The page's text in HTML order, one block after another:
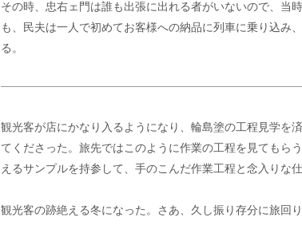
その時、忠右ェ門は誰も出張に出れる者がいないので、当
も、民夫は一人で初めてお客様への納品に列車に乗り込み
る。
観光客が店にかなり入るようになり、輪島塗の工程見学を
てくださった。旅先ではこのように作業の工程を見てもら
えるサンプルを持参して、手のこんだ作業工程と念入りな
観光客の跡絶える冬になった。さあ、久し振り存分に旅回